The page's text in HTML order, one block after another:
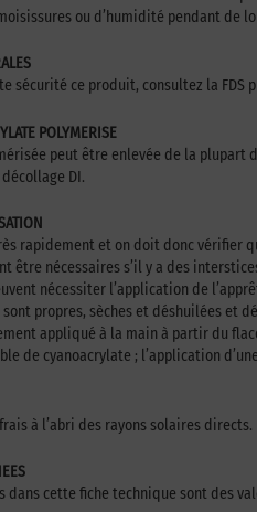
ou d’humidité pendant de
sécurité ce produit, consultez la FDS
POLYMERISE
peut être enlevée de la plupart
DI.
rapidement et on doit donc vérifier
être nécessaires s’il y a des
nécessiter l’application de
propres, sèches et déshuilées et
appliqué à la main à partir du
de cyanoacrylate ; l’application
à l’abri des rayons solaires
dans cette fiche technique sont des